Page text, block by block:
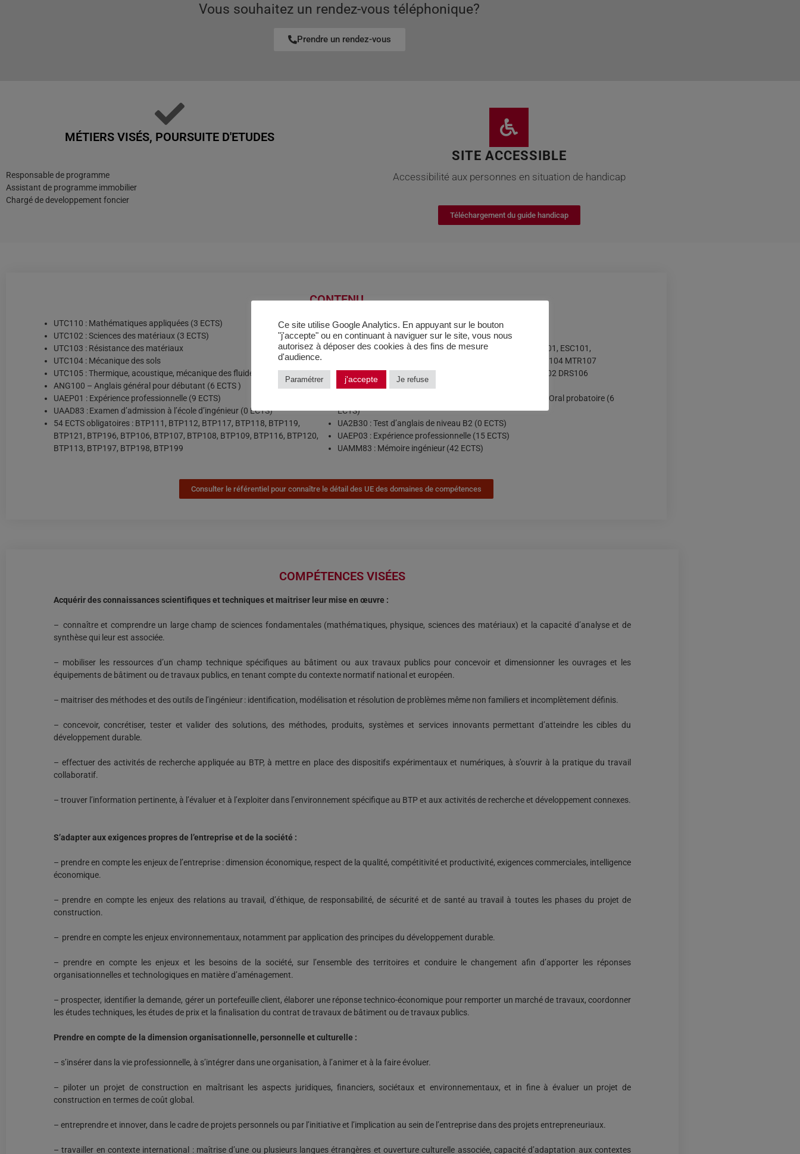
Vous souhaitez un rendez-vous téléphonique?
Prendre un rendez-vous
MÉTIERS VISÉS, POURSUITE D'ETUDES
Responsable de programme
Assistant de programme immobilier
Chargé de developpement foncier
SITE ACCESSIBLE
Accessibilité aux personnes en situation de handicap
Téléchargement du guide handicap
CONTENU
UTC110 : Mathématiques appliquées (3 ECTS)
UTC102 : Sciences des matériaux (3 ECTS)
UTC103 : Résistance des matériaux
UTC104 : Mécanique des sols
UTC105 : Thermique, acoustique, mécanique des fluides
ANG100 – Anglais général pour débutant (6 ECTS )
UAEP01 : Expérience professionnelle (9 ECTS)
UAAD83 : Examen d’admission à l’école d’ingénieur (0 ECTS)
54 ECTS obligatoires : BTP111, BTP112, BTP117, BTP118, BTP119,
BTP121, BTP196, BTP106, BTP107, BTP108, BTP109, BTP116, BTP120,
BTP113, BTP197, BTP198, BTP199
UAEP02 : Expérience professionnelle (9 ECTS)
18 ECTS au choix parmi les UE BTP (liste sur le référentiel)
6 ECTS à choisir parmi : CFA109, MSE102, GFN106, PRS201, ESC101,
DSY101, DVE207, UEU001 UEU002 ENG210 GDN100 DNT104 MTR107
HSE133 HSE134 ERG105 FPG114 TET102 DRS101 DRS102 DRS106
FAD111
ENG22 : Information et communication pour l’ingénieur – Oral probatoire (6
ECTS)
UA2B30 : Test d’anglais de niveau B2 (0 ECTS)
UAEP03 : Expérience professionnelle (15 ECTS)
UAMM83 : Mémoire ingénieur (42 ECTS)
Consulter le référentiel pour connaître le détail des UE des domaines de compétences
COMPÉTENCES VISÉES
Acquérir des connaissances scientifiques et techniques et maitriser leur mise en œuvre :
– connaître et comprendre un large champ de sciences fondamentales (mathématiques, physique, sciences des matériaux) et la capacité d’analyse et de
synthèse qui leur est associée.
– mobiliser les ressources d’un champ technique spécifiques au bâtiment ou aux travaux publics pour concevoir et dimensionner les ouvrages et les
équipements de bâtiment ou de travaux publics, en tenant compte du contexte normatif national et européen.
– maitriser des méthodes et des outils de l’ingénieur : identification, modélisation et résolution de problèmes même non familiers et incomplètement définis.
– concevoir, concrétiser, tester et valider des solutions, des méthodes, produits, systèmes et services innovants permettant d’atteindre les cibles du
développement durable.
– effectuer des activités de recherche appliquée au BTP, à mettre en place des dispositifs expérimentaux et numériques, à s’ouvrir à la pratique du travail
collaboratif.
– trouver l’information pertinente, à l’évaluer et à l’exploiter dans l’environnement spécifique au BTP et aux activités de recherche et développement connexes.
S’adapter aux exigences propres de l’entreprise et de la société :
– prendre en compte les enjeux de l’entreprise : dimension économique, respect de la qualité, compétitivité et productivité, exigences commerciales, intelligence
économique.
– prendre en compte les enjeux des relations au travail, d’éthique, de responsabilité, de sécurité et de santé au travail à toutes les phases du projet de
construction.
– prendre en compte les enjeux environnementaux, notamment par application des principes du développement durable.
– prendre en compte les enjeux et les besoins de la société, sur l’ensemble des territoires et conduire le changement afin d’apporter les réponses
organisationnelles et technologiques en matière d’aménagement.
– prospecter, identifier la demande, gérer un portefeuille client, élaborer une réponse technico-économique pour remporter un marché de travaux, coordonner
les études techniques, les études de prix et la finalisation du contrat de travaux de bâtiment ou de travaux publics.
Prendre en compte de la dimension organisationnelle, personnelle et culturelle :
– s’insérer dans la vie professionnelle, à s’intégrer dans une organisation, à l’animer et à la faire évoluer.
– piloter un projet de construction en maîtrisant les aspects juridiques, financiers, sociétaux et environnementaux, et in fine à évaluer un projet de
construction en termes de coût global.
– entreprendre et innover, dans le cadre de projets personnels ou par l’initiative et l’implication au sein de l’entreprise dans des projets entrepreneuriaux.
– travailler en contexte international : maîtrise d’une ou plusieurs langues étrangères et ouverture culturelle associée, capacité d’adaptation aux contextes
Ce site utilise Google Analytics. En appuyant sur le bouton
"j'accepte" ou en continuant à naviguer sur le site, vous nous
autorisez à déposer des cookies à des fins de mesure
d'audience.
Paramétrer j'accepte Je refuse